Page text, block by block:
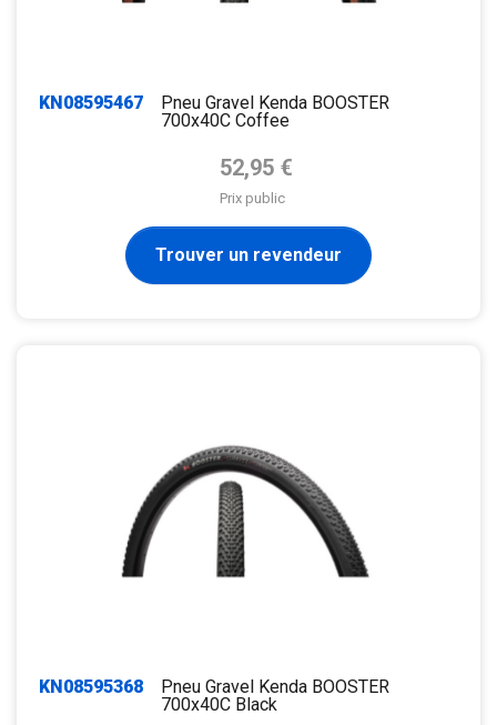
KN08595467
Pneu Gravel Kenda BOOSTER
700x40C Coffee
Prix de base
52,95 €
Prix public
Trouver un revendeur
KN08595368
Pneu Gravel Kenda BOOSTER
700x40C Black